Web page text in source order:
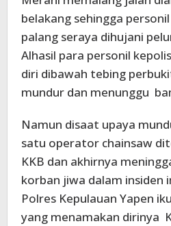
belakang sehingga
palang seraya dihujani
Alhasil para personil
diri dibawah tebing
mundur dan menunggu
Namun disaat upaya
satu operator chainsaw
KKB dan akhirnya
korban jiwa dalam insiden
Polres Kepulauan Yapen
yang menamakan dirinya